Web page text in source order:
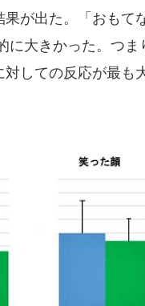
が出た。「おもて
に大きかった。つ
しての反応が最も